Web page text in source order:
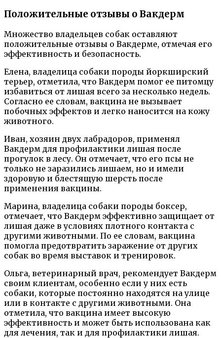
Положительные отзывы о Вакдерм
Множество владельцев собак оставляют
положительные отзывы о Вакдерме, отмечая его
эффективность и безопасность.
Елена, владелица собаки породы йоркширский
терьер, отметила, что Вакдерм помог ее питомцу
избавиться от лишая всего за несколько недель.
Согласно ее словам, вакцина не вызывает
побочных эффектов и легко наносится на кожу
животного.
Иван, хозяин двух лабрадоров, применял
Вакдерм для профилактики лишая после
прогулок в лесу. Он отмечает, что его псы не
только не заразились лишаем, но и имели
здоровую и блестящую шерсть после
применения вакцины.
Марина, владелица собаки породы боксер,
отмечает, что Вакдерм эффективно защищает от
лишая даже в условиях плотного контакта с
другими животными. По ее словам, вакцина
помогла предотвратить заражение от других
собак во время выставок и тренировок.
Ольга, ветеринарный врач, рекомендует Вакдерм
своим клиентам, особенно если у них есть
собаки, которые постоянно находятся на улице
или в контакте с другими животными. Она
отметила, что вакцина имеет высокую
эффективность и может быть использована как
для лечения, так и для профилактики лишая.